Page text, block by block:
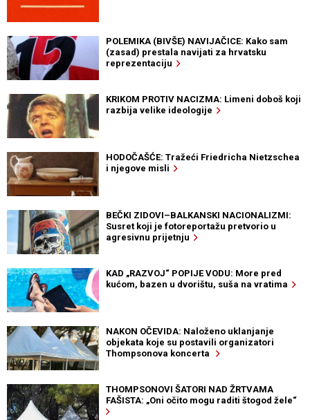
POLEMIKA (BIVŠE) NAVIJAČICE: Kako sam
(zasad) prestala navijati za hrvatsku
reprezentaciju
KRIKOM PROTIV NACIZMA: Limeni doboš koji
razbija velike ideologije
HODOČAŠĆE: Tražeći Friedricha Nietzschea
i njegove misli
BEČKI ZIDOVI–BALKANSKI NACIONALIZMI:
Susret koji je fotoreportažu pretvorio u
agresivnu prijetnju
KAD „RAZVOJ“ POPIJE VODU: More pred
kućom, bazen u dvorištu, suša na vratima
NAKON OČEVIDA: Naloženo uklanjanje
objekata koje su postavili organizatori
Thompsonova koncerta
THOMPSONOVI ŠATORI NAD ŽRTVAMA
FAŠISTA: „Oni očito mogu raditi štogod žele“